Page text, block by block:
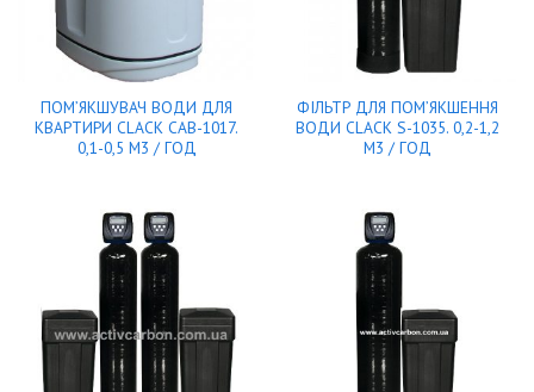
ПОМ’ЯКШУВАЧ ВОДИ ДЛЯ
КВАРТИРИ CLACK CAB-1017.
0,1-0,5 М3 / ГОД
ФІЛЬТР ДЛЯ ПОМ’ЯКШЕННЯ
ВОДИ CLACK S-1035. 0,2-1,2
М3 / ГОД